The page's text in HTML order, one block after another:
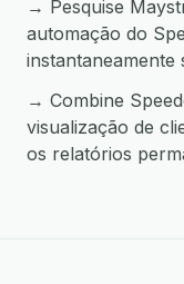
→ Pesquise
automação do
instantaneamente
→ Combine
visualização de
os relatórios